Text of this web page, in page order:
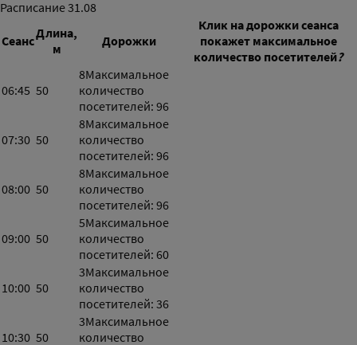
Расписание31.08
СеансДлина,
м
Дорожки
Клик на дорожки сеанса
покажет максимальное
количество посетителей?
06:45 50
8Максимальное
количество
посетителей: 96
07:30 50
8Максимальное
количество
посетителей: 96
08:00 50
8Максимальное
количество
посетителей: 96
09:00 50
5Максимальное
количество
посетителей: 60
10:00 50
3Максимальное
количество
посетителей: 36
10:30 50
3Максимальное
количество